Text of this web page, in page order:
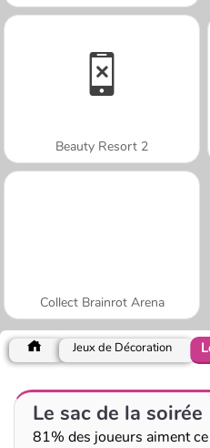
Beauty Resort 2
Collect Brainrot Arena
Jeux de Décoration
Le sac de la soirée
81% des joueurs aiment